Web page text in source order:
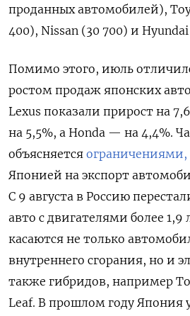
проданных автомобилей),
400), Nissan (30 700) и
Помимо этого, июль
ростом продаж японских
Lexus показали прирост на
на 5,5%, а Honda — на 4,4%.
объясняется ограничениями,
Японией на экспорт
С 9 августа в Россию
авто с двигателями более
касаются не только
внутреннего сгорания, но и
также гибридов, например
Leaf. В прошлом году Япония